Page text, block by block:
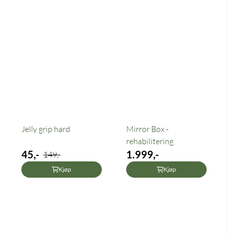
Jelly grip hard
45,- 149,-
Kjøp
Mirror Box -
rehabilitering
1.999,-
Kjøp